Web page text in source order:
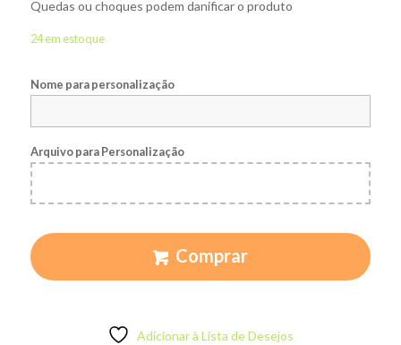
Quedas ou choques podem danificar o produto
24 em estoque
Nome para personalização
Arquivo para Personalização
Comprar
Adicionar à Lista de Desejos